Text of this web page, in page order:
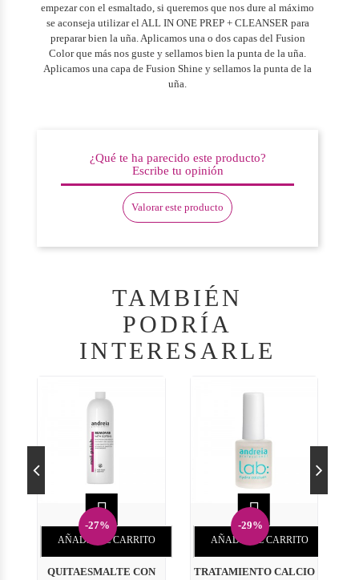
empezar con el esmaltado, si queremos que nos dure al máximo
se aconseja utilizar el ALL IN ONE PREP + CLEANSER para
preparar bien la uña. Aplicamos una o dos capas del Fusion
Color que más nos guste y sellamos bien la punta de la uña.
Aplicamos una capa de Fusion Shine y sellamos la punta de la
uña.
¿Qué te ha parecido este producto?
Escribe tu opinión
Valorar este producto
TAMBIÉN
PODRÍA
INTERESARLE
-27%

AÑADIR AL CARRITO
QUITAESMALTE CON
-29%

AÑADIR AL CARRITO
TRATAMIENTO CALCIO